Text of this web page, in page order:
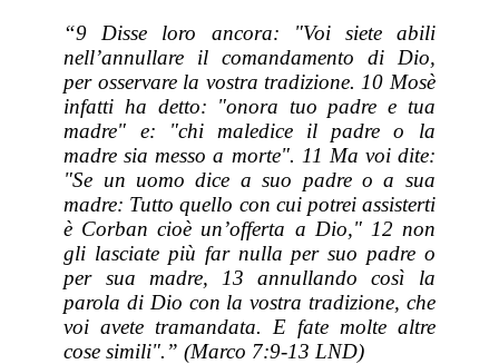
“9 Disse loro ancora: "Voi siete abili
nell’annullare il comandamento di Dio,
per osservare la vostra tradizione. 10 Mosè
infatti ha detto: "onora tuo padre e tua
madre" e: "chi maledice il padre o la
madre sia messo a morte". 11 Ma voi dite:
"Se un uomo dice a suo padre o a sua
madre: Tutto quello con cui potrei assisterti
è Corban cioè un’offerta a Dio," 12 non
gli lasciate più far nulla per suo padre o
per sua madre, 13 annullando così la
parola di Dio con la vostra tradizione, che
voi avete tramandata. E fate molte altre
cose simili".” (Marco 7:9-13 LND)